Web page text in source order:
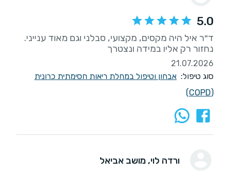
5.0
ד״ר איל היה מקסים, מקצועי, סבלני וגם מאוד ענייני.
נחזור רק אליו במידה ונצטרך
21.07.2026
סוג טיפול: אבחון וטיפול במחלת ריאות חסימתית כרונית
(COPD)
ורדה לוי, מושב אביאל